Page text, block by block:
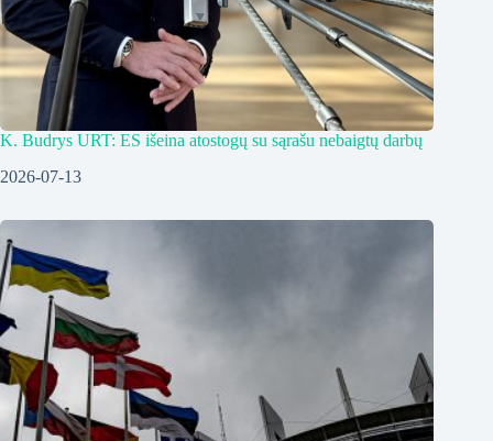
K. Budrys URT: ES išeina atostogų su sąrašu nebaigtų darbų
2026-07-13